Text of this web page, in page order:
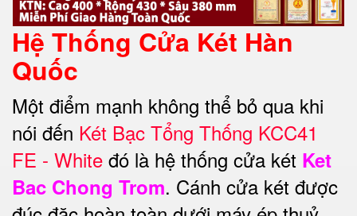
Hệ Thống Cửa Két Hàn
Quốc
Một điểm mạnh không thể bỏ qua khi
nói đến Két Bạc Tổng Thống KCC41
FE - White đó là hệ thống cửa két Ket
Bac Chong Trom. Cánh cửa két được